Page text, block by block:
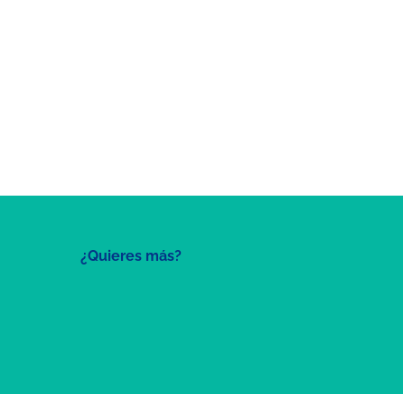
¿Quieres más?